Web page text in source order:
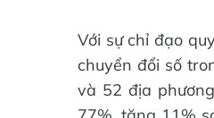
Với sự chỉ đạo
chuyển đổi số
và 52 địa